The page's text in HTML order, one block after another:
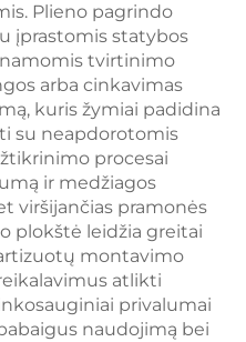
Plieno pagrindo
įprastomis statybos
tvirtinimo
arba cinkavimas
kuris žymiai padidina
su neapdorotomis
procesai
ir medžiagos
viršijančias pramonės
plokštė leidžia greitai
montavimo
atlikti
privalumai
naudojimą bei